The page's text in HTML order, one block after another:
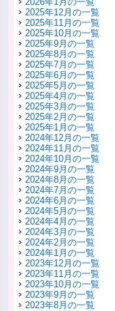
2025年12月の一覧
2025年11月の一覧
2025年10月の一覧
2025年9月の一覧
2025年8月の一覧
2025年7月の一覧
2025年6月の一覧
2025年5月の一覧
2025年4月の一覧
2025年3月の一覧
2025年2月の一覧
2025年1月の一覧
2024年12月の一覧
2024年11月の一覧
2024年10月の一覧
2024年9月の一覧
2024年8月の一覧
2024年7月の一覧
2024年6月の一覧
2024年5月の一覧
2024年4月の一覧
2024年3月の一覧
2024年2月の一覧
2024年1月の一覧
2023年12月の一覧
2023年11月の一覧
2023年10月の一覧
2023年9月の一覧
2023年8月の一覧